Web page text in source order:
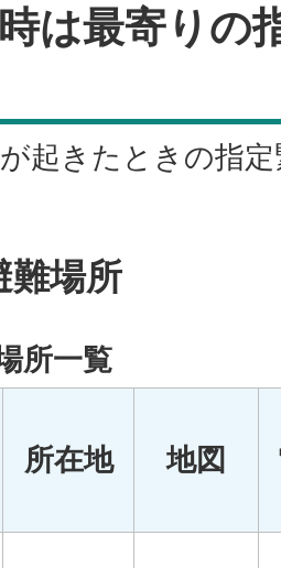
は最寄りの
起きたときの指
難場所
所一覧
所在地 地図